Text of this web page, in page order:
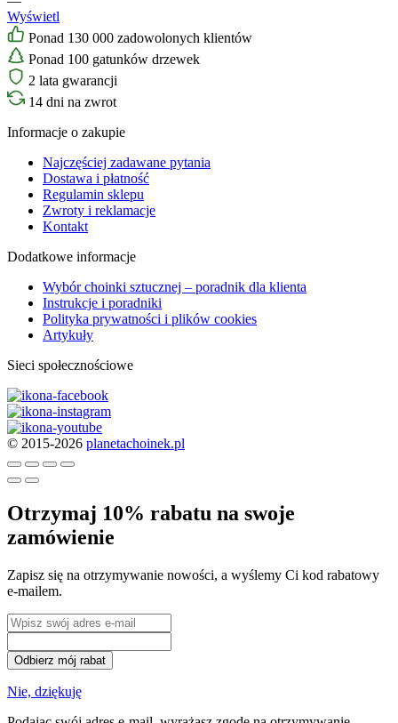
Wyświetl
Ponad 130 000 zadowolonych klientów
Ponad 100 gatunków drzewek
2 lata gwarancji
14 dni na zwrot
Informacje o zakupie
Najczęściej zadawane pytania
Dostawa i płatność
Regulamin sklepu
Zwroty i reklamacje
Kontakt
Dodatkowe informacje
Wybór choinki sztucznej – poradnik dla klienta
Instrukcje i poradniki
Polityka prywatności i plików cookies
Artykuły
Sieci społecznościowe
© 2015-2026 planetachoinek.pl
Otrzymaj 10% rabatu na swoje
zamówienie
Zapisz się na otrzymywanie nowości, a wyślemy Ci kod rabatowy
e-mailem.
Odbierz mój rabat
Nie, dziękuję